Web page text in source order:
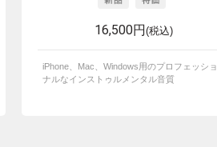
16,500円(税込)
iPhone、Mac、Windows用のプロフェッショ
ナルなインストゥルメンタル音質